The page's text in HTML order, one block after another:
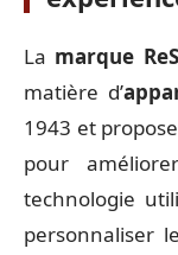
La marque
matière d’
1943 et
pour
technologie
personnaliser